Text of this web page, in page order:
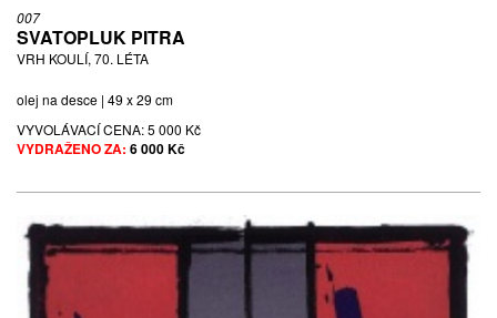
007
SVATOPLUK PITRA
VRH KOULÍ, 70. LÉTA
olej na desce | 49 x 29 cm
VYVOLÁVACÍ CENA:5 000 Kč
VYDRAŽENO ZA: 6 000 Kč